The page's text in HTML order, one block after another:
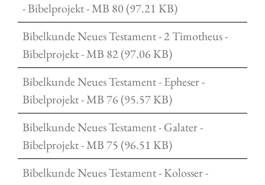
- Bibelprojekt - MB 80 (97.21 KB)
Bibelkunde Neues Testament - 2 Timotheus -
Bibelprojekt - MB 82 (97.06 KB)
Bibelkunde Neues Testament - Epheser -
Bibelprojekt - MB 76 (95.57 KB)
Bibelkunde Neues Testament - Galater -
Bibelprojekt - MB 75 (96.51 KB)
Bibelkunde Neues Testament - Kolosser -